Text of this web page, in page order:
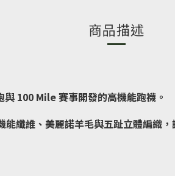
商品描述
100 Mile 賽事開發的高機能跑襪。
纖維、美麗諾羊毛與五趾立體編織